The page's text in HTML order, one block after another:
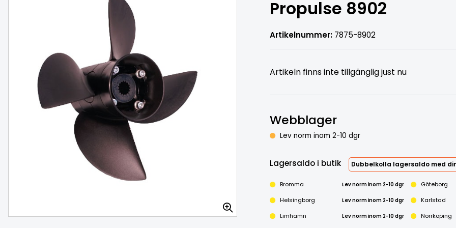
Anod i zink för värmeväxlare, FOCS-serien
Lägg i varukorg
Propulse 8902
Artikelnummer: 7875-8902
Artikeln finns inte tillgänglig just nu
Webblager
Lev norm inom 2-10 dgr
Lagersaldo i butik Dubbelkolla lagersaldo med
Bromma Lev norm inom 2-10 dgr
Göteborg
Helsingborg
Lev norm inom 2-10 dgr
Karlstad
Limhamn
Lev norm inom 2-10 dgr
Norrköping